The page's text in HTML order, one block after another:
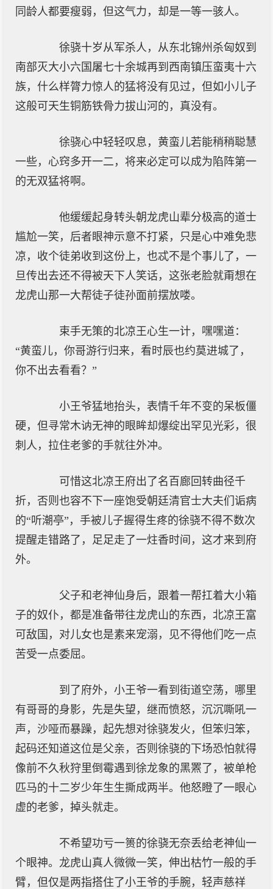
同龄人都要瘦弱，但这气力，却是一等一骇人。
徐骁十岁从军杀人，从东北锦州杀匈奴到
南部灭大小六国屠七十余城再到西南镇压蛮夷十六
族，什么样膂力惊人的猛将没有见过，但如小儿子
这般可天生铜筋铁骨力拔山河的，真没有。
徐骁心中轻轻叹息，黄蛮儿若能稍稍聪慧
一些，心窍多开一二，将来必定可以成为陷阵第一
的无双猛将啊。
他缓缓起身转头朝龙虎山辈分极高的道士
尴尬一笑，后者眼神示意不打紧，只是心中难免悲
凉，收个徒弟收到这份上，也忒不是个事儿了，一
旦传出去还不得被天下人笑话，这张老脸就甭想在
龙虎山那一大帮徒子徒孙面前摆放喽。
束手无策的北凉王心生一计，嘿嘿道：
“黄蛮儿，你哥游行归来，看时辰也约莫进城了，
你不出去看看？”
小王爷猛地抬头，表情千年不变的呆板僵
硬，但寻常木讷无神的眼眸却爆绽出罕见光彩，很
刺人，拉住老爹的手就往外冲。
可惜这北凉王府出了名百廊回转曲径千
折，否则也容不下一座饱受朝廷清官士大夫们诟病
的“听潮亭”，手被儿子握得生疼的徐骁不得不数次
提醒走错路了，足足走了一炷香时间，这才来到府
外。
父子和老神仙身后，跟着一帮扛着大小箱
子的奴仆，都是准备带往龙虎山的东西，北凉王富
可敌国，对儿女也是素来宠溺，见不得他们吃一点
苦受一点委屈。
到了府外，小王爷一看到街道空荡，哪里
有哥哥的身影，先是失望，继而愤怒，沉沉嘶吼一
声，沙哑而暴躁，起先想对徐骁发火，但笨归笨，
起码还知道这位是父亲，否则徐骁的下场恐怕就得
像前不久秋狩里倒霉遇到徐龙象的黑罴了，被单枪
匹马的十二岁少年生生撕成两半。他怒瞪了一眼心
虚的老爹，掉头就走。
不希望功亏一篑的徐骁无奈丢给老神仙一
个眼神。龙虎山真人微微一笑，伸出枯竹一般的手
臂，但仅是两指搭住了小王爷的手腕，轻声慈祥